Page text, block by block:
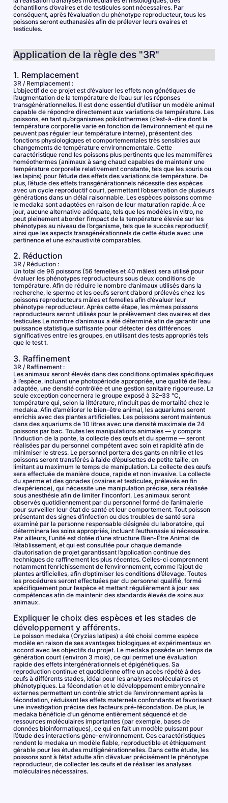
échantillons d’ovaires et de testicules sont nécessaires. Par
conséquent, après l’évaluation du phénotype reproducteur, tous les
poissons seront euthanasiés afin de prélever leurs ovaires et
testicules.
Application de la règle des "3R"
1. Remplacement
3R / Remplacement :
L’objectif de ce projet est d’évaluer les effets non génétiques de
l’augmentation de la température de l’eau sur les réponses
transgénérationnelles. Il est donc essentiel d’utiliser un modèle animal
capable de répondre directement aux variations de température. Les
poissons, en tant qu’organismes poïkilothermes (c’est-à-dire dont la
température corporelle varie en fonction de l’environnement et qui ne
peuvent pas réguler leur température interne), présentent des
fonctions physiologiques et comportementales très sensibles aux
changements de température environnementale. Cette
caractéristique rend les poissons plus pertinents que les mammifères
homéothermes (animaux à sang chaud capables de maintenir une
température corporelle relativement constante, tels que les souris ou
les lapins) pour l’étude des effets des variations de température. De
plus, l’étude des effets transgénérationnels nécessite des espèces
avec un cycle reproductif court, permettant l’observation de plusieurs
générations dans un délai raisonnable. Les espèces poissons comme
le medaka sont adaptées en raison de leur maturation rapide. À ce
jour, aucune alternative adéquate, tels que les modèles in vitro, ne
peut pleinement aborder l’impact de la température élevée sur les
phénotypes au niveau de l’organisme, tels que le succès reproductif,
ainsi que les aspects transgénérationnels de cette étude avec une
pertinence et une exhaustivité comparables.
2. Réduction
3R / Réduction :
Un total de 96 poissons (56 femelles et 40 mâles) sera utilisé pour
évaluer les phénotypes reproducteurs sous deux conditions de
température. Afin de réduire le nombre d’animaux utilisés dans la
recherche, le sperme et les oeufs seront d’abord prélevés chez les
poissons reproducteurs mâles et femelles afin d’évaluer leur
phénotype reproducteur. Après cette étape, les mêmes poissons
reproducteurs seront utilisés pour le prélèvement des ovaires et des
testicules Le nombre d’animaux a été déterminé afin de garantir une
puissance statistique suffisante pour détecter des différences
significatives entre les groupes, en utilisant des tests appropriés tels
que le test t.
3. Raffinement
3R / Raffinement :
Les animaux seront élevés dans des conditions optimales spécifiques
à l’espèce, incluant une photopériode appropriée, une qualité de l’eau
adaptée, une densité contrôlée et une gestion sanitaire rigoureuse. La
seule exception concernera le groupe exposé à 32–33 °C,
température qui, selon la littérature, n’induit pas de mortalité chez le
medaka. Afin d’améliorer le bien-être animal, les aquariums seront
enrichis avec des plantes artificielles. Les poissons seront maintenus
dans des aquariums de 10 litres avec une densité maximale de 24
poissons par bac. Toutes les manipulations animales — y compris
l’induction de la ponte, la collecte des œufs et du sperme — seront
réalisées par du personnel compétent avec soin et rapidité afin de
minimiser le stress. Le personnel portera des gants en nitrile et les
poissons seront transférés à l’aide d’épuisettes de petite taille, en
limitant au maximum le temps de manipulation. La collecte des œufs
sera effectuée de manière douce, rapide et non invasive. La collecte
du sperme et des gonades (ovaires et testicules, prélevés en fin
d’expérience), qui nécessite une manipulation précise, sera réalisée
sous anesthésie afin de limiter l’inconfort. Les animaux seront
observés quotidiennement par du personnel formé de l’animalerie
pour surveiller leur état de santé et leur comportement. Tout poisson
présentant des signes d’infection ou des troubles de santé sera
examiné par la personne responsable désignée du laboratoire, qui
déterminera les soins appropriés, incluant l’euthanasie si nécessaire.
Par ailleurs, l’unité est dotée d’une structure Bien-Être Animal de
l’établissement, et qui est consultée pour chaque demande
d’autorisation de projet garantissant l’application continue des
techniques de raffinement les plus récentes. Celles-ci comprennent
notamment l’enrichissement de l’environnement, comme l’ajout de
plantes artificielles, afin d’optimiser les conditions d’élevage. Toutes
les procédures seront effectuées par du personnel qualifié, formé
spécifiquement pour l’espèce et mettant régulièrement à jour ses
compétences afin de maintenir des standards élevés de soins aux
animaux.
Expliquer le choix des espèces et les stades de
développement y afférents.
Le poisson medaka (Oryzias latipes) a été choisi comme espèce
modèle en raison de ses avantages biologiques et expérimentaux en
accord avec les objectifs du projet. Le medaka possède un temps de
génération court (environ 3 mois), ce qui permet une évaluation
rapide des effets intergénérationnels et épigénétiques. Sa
reproduction continue et quotidienne offre un accès répété à des
œufs à différents stades, idéal pour les analyses moléculaires et
phénotypiques. La fécondation et le développement embryonnaire
externes permettent un contrôle strict de l’environnement après la
fécondation, réduisant les effets maternels confondants et favorisant
une investigation précise des facteurs pré-fécondation. De plus, le
medaka bénéficie d’un génome entièrement séquencé et de
ressources moléculaires importantes (par exemple, bases de
données bioinformatiques), ce qui en fait un modèle puissant pour
l’étude des interactions gène-environnement. Ces caractéristiques
rendent le medaka un modèle fiable, reproductible et éthiquement
gérable pour les études multigénérationnelles. Dans cette étude, les
poissons sont à l’état adulte afin d’évaluer précisément le phénotype
reproducteur, de collecter les œufs et de réaliser les analyses
moléculaires nécessaires.